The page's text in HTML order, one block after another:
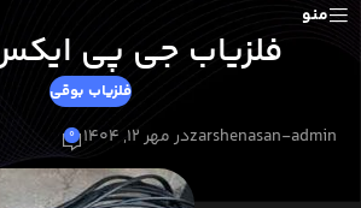
منو
فلزیاب جی پی ایکس
فلزیاب بوقی
zarshenasan-adminدر مهر 12, 1404 0